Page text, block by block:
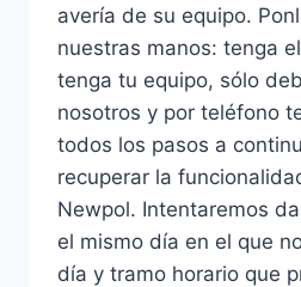
avería de su equipo.
nuestras manos: tenga
tenga tu equipo, sólo
nosotros y por teléfono
todos los pasos a
recuperar la
Newpol. Intentaremos
el mismo día en el que
día y tramo horario que